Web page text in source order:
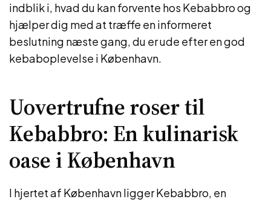
indblik i, hvad du kan forvente hos Kebabbro og
hjælper dig med at træffe en informeret
beslutning næste gang, du er ude efter en god
kebaboplevelse i København.
Uovertrufne roser til
Kebabbro: En kulinarisk
oase i København
I hjertet af København ligger Kebabbro, en